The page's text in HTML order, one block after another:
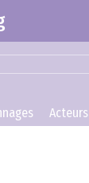
Acteurs